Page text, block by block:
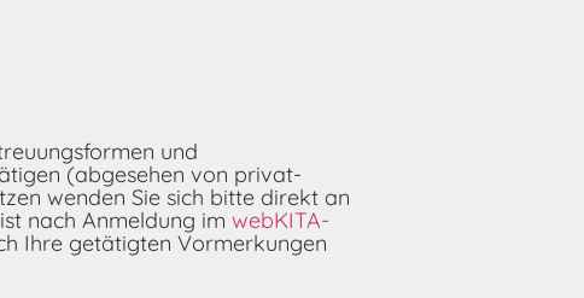
und
(abgesehen von privat-
wenden Sie sich bitte direkt an
nach Anmeldung im webKITA-
Ihre getätigten Vormerkungen